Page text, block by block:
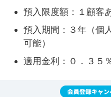
預入限度額：１顧客
預入期間：３年（個
可能）
適用金利：０．３５